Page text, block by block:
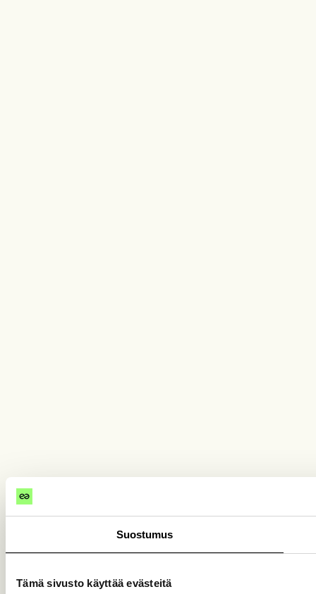
Suostumus
Tämä sivusto käyttää evästeitä